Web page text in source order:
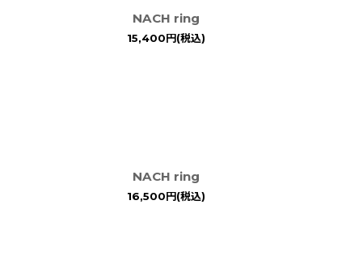
NACH ring
15,400円(税込)
NACH ring
16,500円(税込)